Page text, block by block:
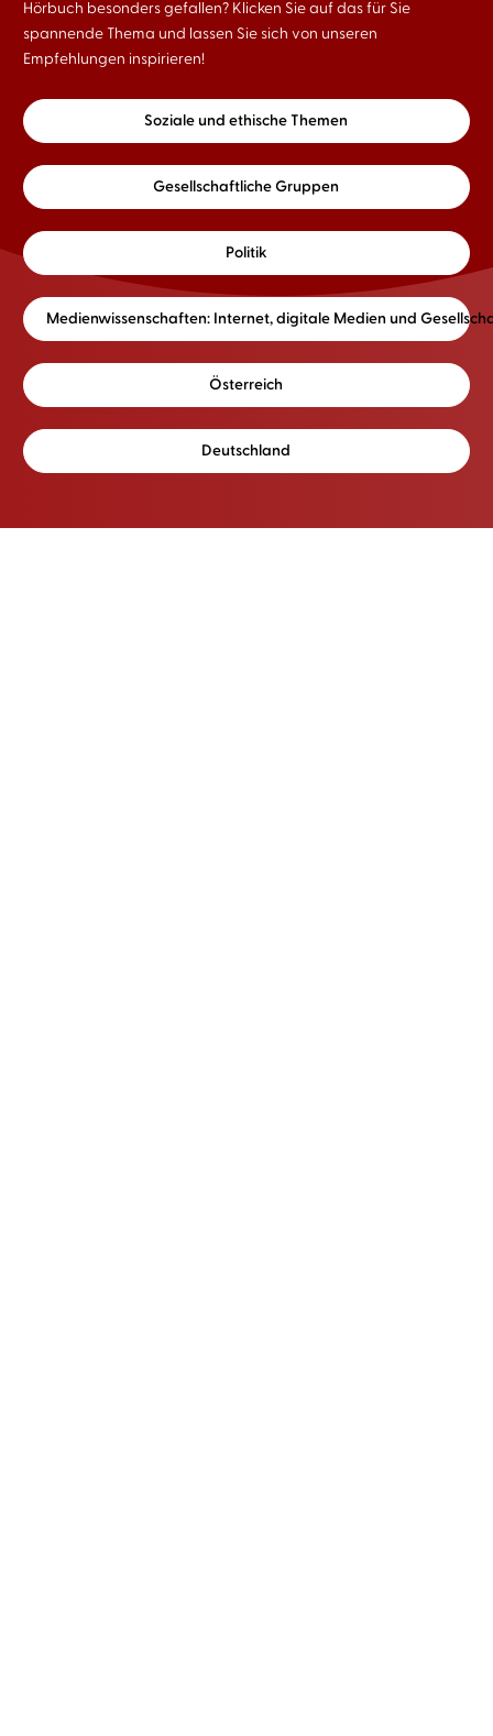
Hörbuch besonders gefallen? Klicken Sie auf das für Sie
spannende Thema und lassen Sie sich von unseren
Empfehlungen inspirieren!
Soziale und ethische Themen
Gesellschaftliche Gruppen
Politik
Medienwissenschaften: Internet, digitale Medien und
Österreich
Deutschland